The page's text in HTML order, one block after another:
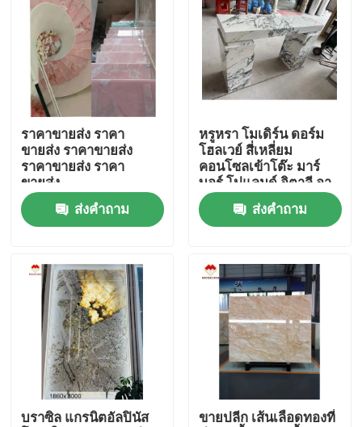
สินค้า
เกี่ยวกับเรา
ทัวร์โรงงาน
การควบคุมคุณภาพ
ติดต่อเรา
ข่าว
กรณี
ขอคําอ้างอิง
แผ่นหินแกรนิต
ราคาขายส่ง ราคา
ขายส่ง ราคาขายส่ง
ราคาขายส่ง ราคา
ขายส่ง
ส่งคำถาม
หรูหรา โมเดิร์น ดอร์ม
โฮลเวย์ สี่เหลี่ยม
คอนโซลเข้าโต๊ะ มาร์
บอร์ โปแลนด์ อิตาลี อา
ราเบสคาโต้ มาร์บอร์ พลิ
นท์ สแตนมาร์บอร์
ส่งคำถาม
บราซิล แกรนิตอัลปินัส
ขายปลีก เส้นเลือดทองที่